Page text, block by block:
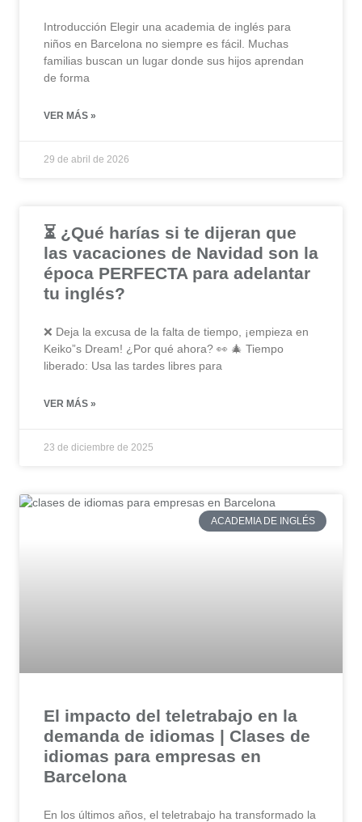
Introducción Elegir una academia de inglés para
niños en Barcelona no siempre es fácil. Muchas
familias buscan un lugar donde sus hijos aprendan
de forma
VER MÁS »
29 de abril de 2026
⏳ ¿Qué harías si te dijeran que
las vacaciones de Navidad son la
época PERFECTA para adelantar
tu inglés?
❌ Deja la excusa de la falta de tiempo, ¡empieza en
Keiko”s Dream! ¿Por qué ahora? 👀 🎄 Tiempo
liberado: Usa las tardes libres para
VER MÁS »
23 de diciembre de 2025
ACADEMIA DE INGLÉS
El impacto del teletrabajo en la
demanda de idiomas | Clases de
idiomas para empresas en
Barcelona
En los últimos años, el teletrabajo ha transformado la